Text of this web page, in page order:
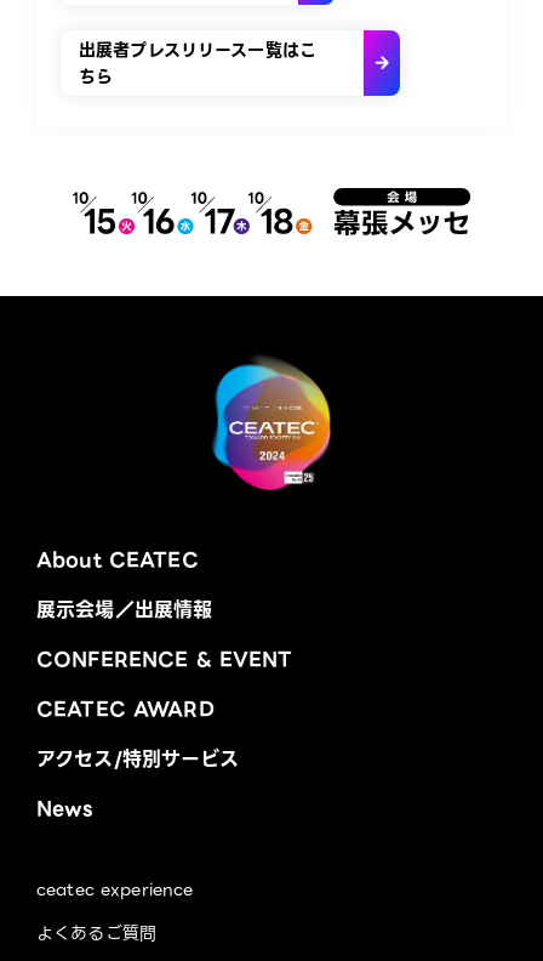
出展者プレスリリース一覧はこ
ちら
About CEATEC
展示会場／出展情報
CONFERENCE & EVENT
CEATEC AWARD
アクセス/特別サービス
News
ceatec experience
よくあるご質問